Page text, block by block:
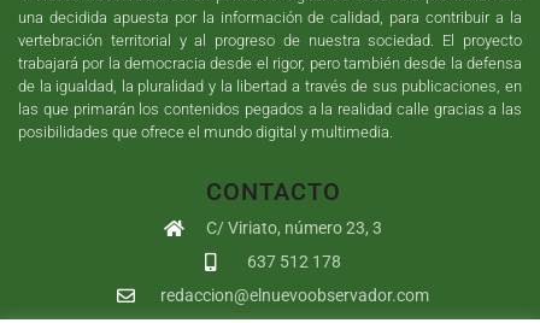
una decidida apuesta por la información de calidad, para contribuir a la
vertebración territorial y al progreso de nuestra sociedad. El proyecto
trabajará por la democracia desde el rigor, pero también desde la defensa
de la igualdad, la pluralidad y la libertad a través de sus publicaciones, en
las que primarán los contenidos pegados a la realidad calle gracias a las
posibilidades que ofrece el mundo digital y multimedia.
CONTACTO
C/ Viriato, número 23, 3
637 512 178
redaccion@elnuevoobservador.com